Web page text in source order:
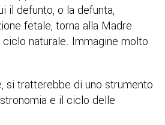
il defunto, o la defunta,
fetale, torna alla Madre
naturale. Immagine molto
si tratterebbe di uno strumento
e il ciclo delle